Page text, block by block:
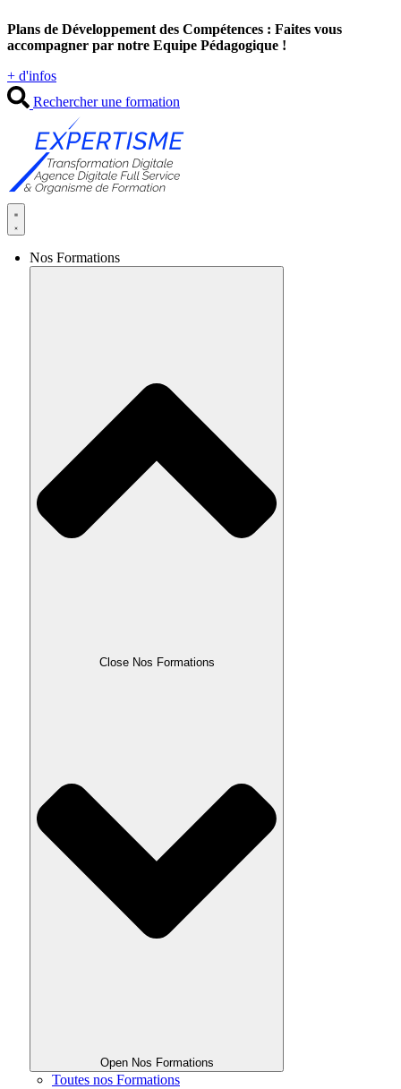
au
contenu
Plans de Développement des Compétences : Faites vous
accompagner par notre Equipe Pédagogique !
+ d'infos
Rechercher une formation
Nos Formations
Close Nos Formations
Open Nos Formations
Toutes nos Formations